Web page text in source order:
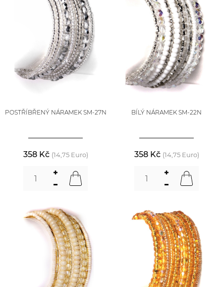
POSTŘÍBŘENÝ NÁRAMEK SM-27N
358 Kč (14,75 Euro)
BÍLÝ NÁRAMEK SM-22N
358 Kč (14,75 Euro)